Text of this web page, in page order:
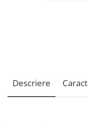
Descriere